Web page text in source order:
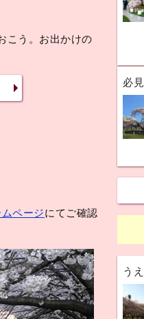
こう。お出かけの
ページにてご確認
必
う